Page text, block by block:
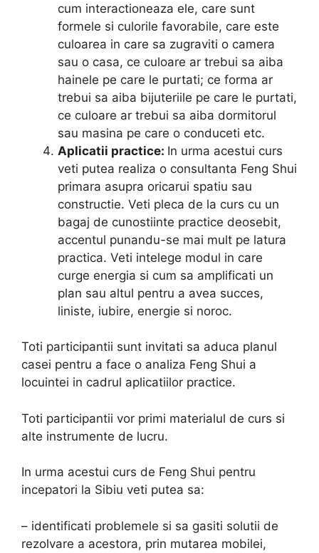
cum interactioneaza ele, care sunt
formele si culorile favorabile, care este
culoarea in care sa zugraviti o camera
sau o casa, ce culoare ar trebui sa aiba
hainele pe care le purtati; ce forma ar
trebui sa aiba bijuteriile pe care le purtati,
ce culoare ar trebui sa aiba dormitorul
sau masina pe care o conduceti etc.
Aplicatii practice: In urma acestui curs
veti putea realiza o consultanta Feng Shui
primara asupra oricarui spatiu sau
constructie. Veti pleca de la curs cu un
bagaj de cunostiinte practice deosebit,
accentul punandu-se mai mult pe latura
practica. Veti intelege modul in care
curge energia si cum sa amplificati un
plan sau altul pentru a avea succes,
liniste, iubire, energie si noroc.
Toti participantii sunt invitati sa aduca planul
casei pentru a face o analiza Feng Shui a
locuintei in cadrul aplicatiilor practice.
Toti participantii vor primi materialul de curs si
alte instrumente de lucru.
In urma acestui curs de Feng Shui pentru
incepatori la Sibiu veti putea sa:
– identificati problemele si sa gasiti solutii de
rezolvare a acestora, prin mutarea mobilei,